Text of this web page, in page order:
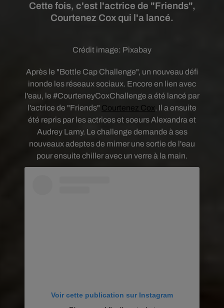
Cette fois, c'est l'actrice de "Friends",
Courtenez Cox qui l'a lancé.
Crédit image: Pixabay
Après le "Bottle Cap Challenge", un nouveau défi
inonde les réseaux sociaux. Encore en lien avec
l'eau, le #CourteneyCoxChallenge a été lancé par
l'actrice de "Friends" Courtenez Cox. Il a ensuite
été repris par les actrices et soeurs Alexandra et
Audrey Lamy. Le challenge demande à ses
nouveaux adeptes de mimer une sortie de l'eau
pour ensuite chiller avec un verre à la main.
Voir cette publication sur Instagram